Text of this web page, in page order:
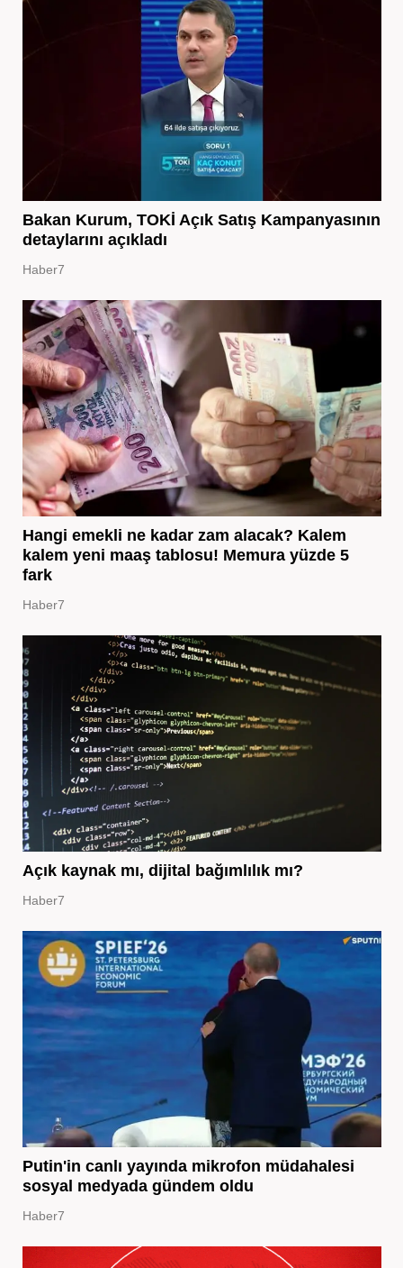
Bakan Kurum, TOKİ Açık Satış Kampanyasının
detaylarını açıkladı
Haber7
Hangi emekli ne kadar zam alacak? Kalem
kalem yeni maaş tablosu! Memura yüzde 5
fark
Haber7
Açık kaynak mı, dijital bağımlılık mı?
Haber7
Putin'in canlı yayında mikrofon müdahalesi
sosyal medyada gündem oldu
Haber7